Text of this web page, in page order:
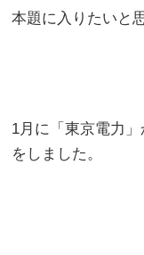
本題に入りたいと
1月に「東京電力
をしました。